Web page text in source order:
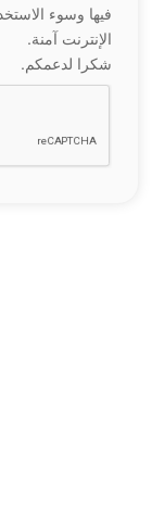
فيها وسوء
الإنترنت آمنة.
شكرا لدعمكم.